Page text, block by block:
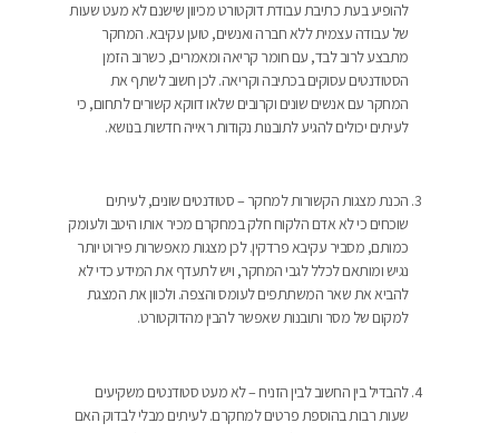
להופיע בעת כתיבת עבודת דוקטורט מכיוון שישנם לא מעט שעות
של עבודה עצמית ללא חברה ואנשים, טוען עקיבא. המחקר
מתבצע לרוב לבד, עם חומר קריאה ומאמרים, כשרוב הזמן
הסטודנטים עסוקים בכתיבה וקריאה. לכן חשוב לשתף את
המחקר עם אנשים שונים וקרובים שלאו דווקא קשורים לתחום, כי
לעיתים יכולים להגיע לתובנות נקודות ראייה חדשות בנושא.
הכנת מצגות הקשורות למחקר – סטודנטים שונים, לעיתים
שוכחים כי לא אדם הלקוח חלק במחקרם מכיר אותו היטב ולעומק
כמותם, מסביר עקיבא פרדקין. לכן מצגות מאפשרות פירוט יותר
נגיש ומותאם לכלל לגבי המחקר, ויש לתעדף את המידע כדי לא
להביא את שאר המשתתפים לעומס והצפה. ולכוון את המצגת
למקום של מסר ותובנות שאפשר להבין מהדוקטורט.
להבדיל בין החשוב לבין הזניח – לא מעט סטודנטים משקיעים
שעות רבות בהוספת פרטים למחקרם. לעיתים מבלי לבדוק האם